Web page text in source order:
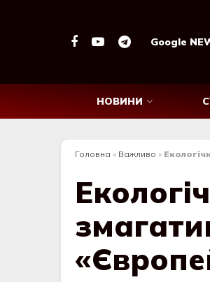
Google
НОВИНИ
Головна » Важливо »